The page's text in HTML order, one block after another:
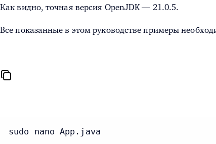
Как видно, точная версия OpenJDK — 21.0.5.
Все показанные в этом руководстве примеры
sudo nano App.java